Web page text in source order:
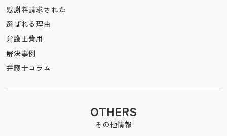
慰謝料請求された
選ばれる理由
弁護士費用
解決事例
弁護士コラム
OTHERS
その他情報